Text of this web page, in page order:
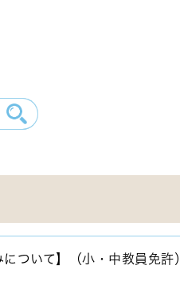
ついて】（小・中教員免許